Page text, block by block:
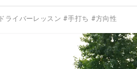
ドライバーレッスン #手打ち #方向性